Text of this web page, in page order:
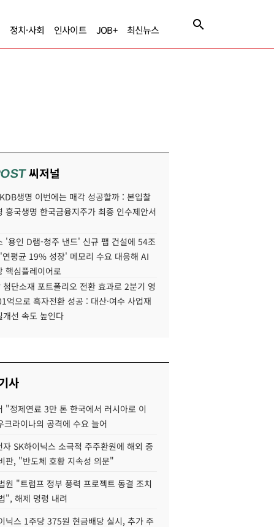
정치·사회 인사이트 JOB+ 최신뉴스
씨저널
생명 이번에는 매각 성공할까 : 본입찰
흥국생명 한국금융지주가 최종 인수제안서
'용인 D램-청주 낸드' 신규 팹 건설에 54조
평균 19% 성장' 메모리 수요 대응해 AI
핵심플레이어로
첨단소재 포트폴리오 전환 효과로 2분기 영
억으로 흑자전환 성공 : 대산·여수 사업재
개선 속도 높인다
사
"정제연료 3만 톤 한국에서 러시아로 이
크라이나의 공격에 수요 늘어
자 SK하이닉스 소극적 주주환원에 해외 증
판, "반도체 호황 지속성 의문"
원 "트럼프 정부 풍력 프로젝트 동결 조치
", 해제 명령 내려
닉스 1주당 375원 현금배당 실시, 추가 주